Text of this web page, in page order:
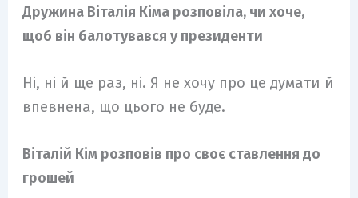
Дружина Віталія Кіма розповіла, чи хоче,
щоб він балотувався у президенти
Ні, ні й ще раз, ні. Я не хочу про це думати й
впевнена, що цього не буде.
Віталій Кім розповів про своє ставлення до
грошей